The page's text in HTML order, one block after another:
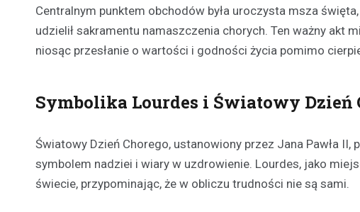
Centralnym punktem obchodów była uroczysta msza
udzielił sakramentu namaszczenia chorych. Ten ważny akt
niosąc przesłanie o wartości i godności życia pomimo
Symbolika Lourdes i Światowy Dzień
Światowy Dzień Chorego, ustanowiony przez Jana Pawła
symbolem nadziei i wiary w uzdrowienie. Lourdes, jako
świecie, przypominając, że w obliczu trudności nie są sami.